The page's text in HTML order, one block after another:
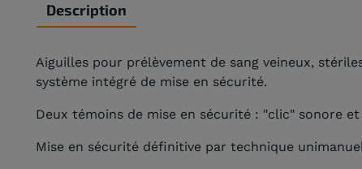
Description
Aiguilles pour prélèvement de sang veineux,
système intégré de mise en sécurité.
Deux témoins de mise en sécurité : "clic" sonore
Mise en sécurité définitive par technique